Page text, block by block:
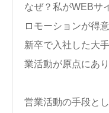
なぜ？私がWEBサ
ロモーションが得
新卒で入社した大
業活動が原点にあり
営業活動の手段と